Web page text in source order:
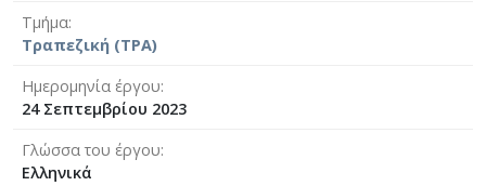
Τμήμα
Τραπεζική (ΤΡΑ)
Ημερομηνία έργου
24 Σεπτεμβρίου 2023
Γλώσσα του έργου
Ελληνικά